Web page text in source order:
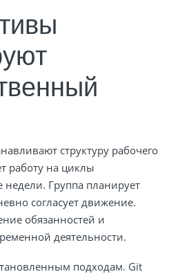
структуру рабочего
работу на циклы
Группа планирует
согласует движение.
обязанностей и
деятельности.
подходам. Git